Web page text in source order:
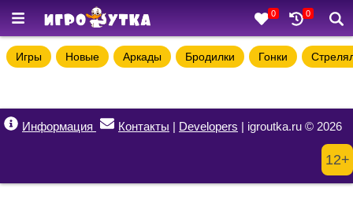
0 0
Игры Новые Аркады Бродилки Гонки
Информация Контакты | Developers | igroutka.ru © 2026
12+